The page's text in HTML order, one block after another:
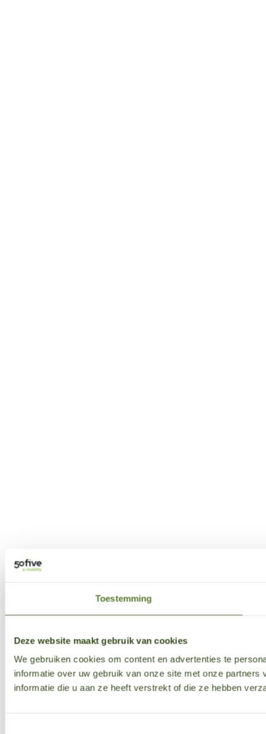
Toestemming
Deze website maakt gebruik van cookies
We gebruiken cookies om content en advertenties te
informatie over uw gebruik van onze site met onze
informatie die u aan ze heeft verstrekt of die ze hebben